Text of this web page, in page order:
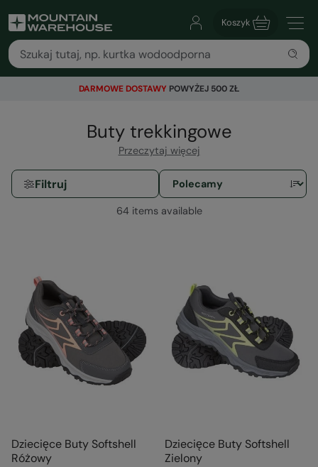
Koszyk
DARMOWE DOSTAWY POWYŻEJ 500 ZŁ
Buty trekkingowe
Przeczytaj więcej
Filtruj
64 items available
Dziecięce Buty Softshell
Różowy
Dziecięce Buty Softshell
Zielony